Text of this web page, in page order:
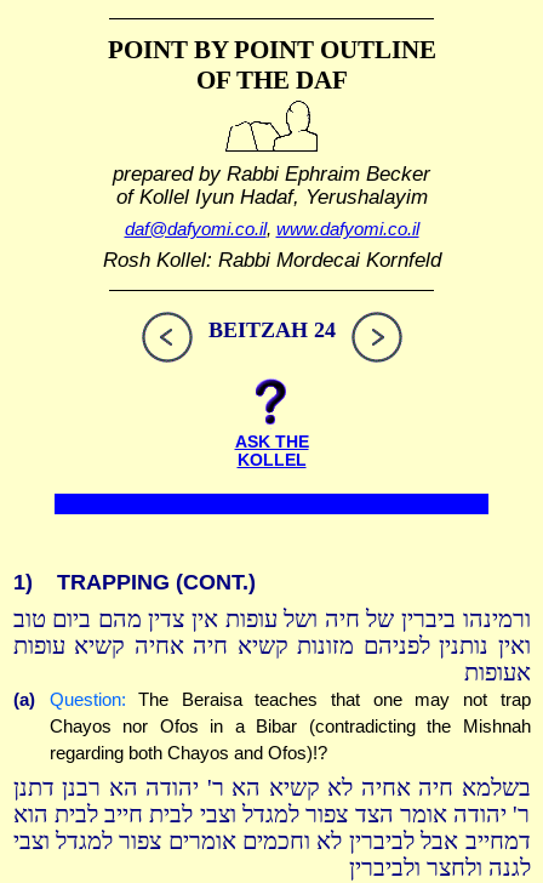
POINT BY POINT OUTLINE
OF THE DAF
prepared by Rabbi Ephraim Becker
of Kollel Iyun Hadaf, Yerushalayim
daf@dafyomi.co.il, www.dafyomi.co.il
Rosh Kollel: Rabbi Mordecai Kornfeld
BEITZAH 24
ASK THE
KOLLEL
1) TRAPPING (CONT.)
ורמינהו ביברין של חיה ושל עופות אין צדין מהם ביום טוב
ואין נותנין לפניהם מזונות קשיא חיה אחיה קשיא עופות
אעופות
(a) Question: The Beraisa teaches that one may not trap
Chayos nor Ofos in a Bibar (contradicting the Mishnah
regarding both Chayos and Ofos)!?
בשלמא חיה אחיה לא קשיא הא ר' יהודה הא רבנן דתנן
ר' יהודה אומר הצד צפור למגדל וצבי לבית חייב לבית הוא
דמחייב אבל לביברין לא וחכמים אומרים צפור למגדל וצבי
לגנה ולחצר ולביברין